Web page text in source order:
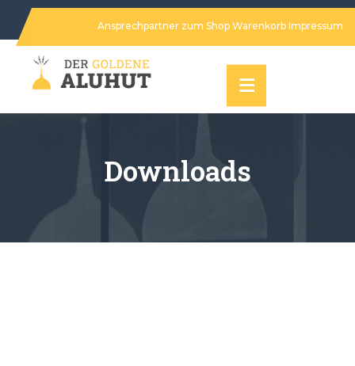
Ansprechpartner zum Shop Warenkorb Impressum
Downloads